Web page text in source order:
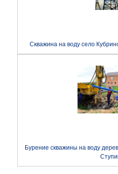
Скважина на воду село
Бурение скважины на воду